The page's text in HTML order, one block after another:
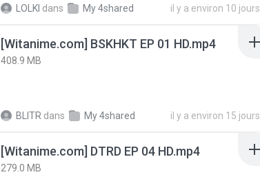
LOLKI dans My 4shared il y a environ 10 jours
[Witanime.com] BSKHKT EP 01 HD.mp4
408.9 MB
BLITR dans My 4shared il y a environ 15 jours
[Witanime.com] DTRD EP 04 HD.mp4
279.0 MB